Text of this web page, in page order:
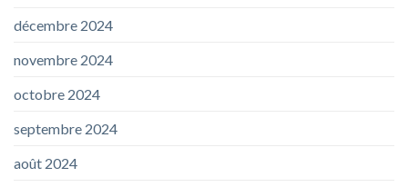
décembre 2024
novembre 2024
octobre 2024
septembre 2024
août 2024